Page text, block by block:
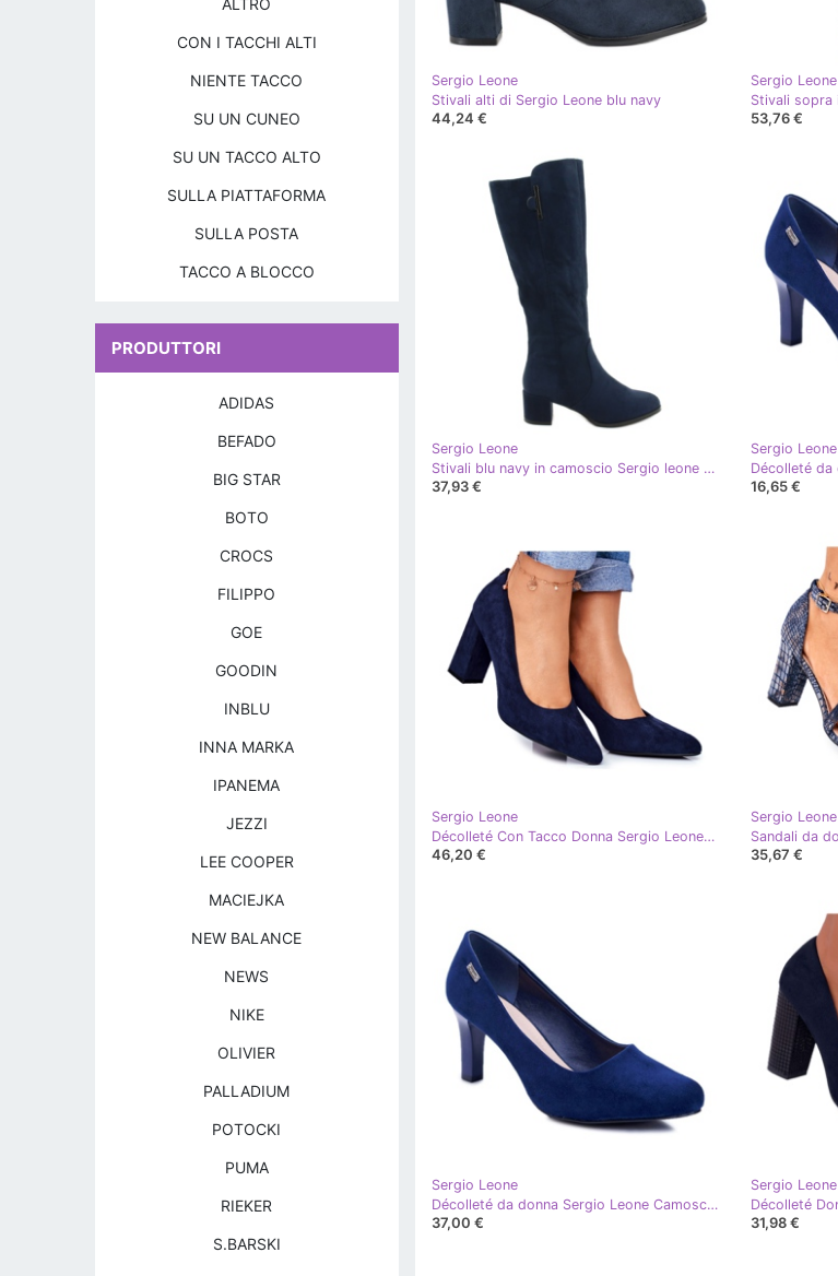
Sergio Leone
Stivali alti di Sergio Leone blu navy
44,24 €
Sergio Leone
53,76 €
Sergio Leone
Stivali blu navy in camoscio Sergio leone KZ277
37,93 €
Sergio Leone
16,65 €
Sergio Leone
Décolleté Con Tacco Donna Sergio Leone Blu Navy PB216
46,20 €
Sergio Leone
35,67 €
Sergio Leone
Décolleté da donna Sergio Leone Camoscio Blu Navy Orsola
37,00 €
Sergio Leone
31,98 €
ALTRO
CON I TACCHI ALTI
NIENTE TACCO
SU UN CUNEO
SU UN TACCO ALTO
SULLA PIATTAFORMA
SULLA POSTA
TACCO A BLOCCO
PRODUTTORI
ADIDAS
BEFADO
BIG STAR
BOTO
CROCS
FILIPPO
GOE
GOODIN
INBLU
INNA MARKA
IPANEMA
JEZZI
LEE COOPER
MACIEJKA
NEW BALANCE
NEWS
NIKE
OLIVIER
PALLADIUM
POTOCKI
PUMA
RIEKER
S.BARSKI